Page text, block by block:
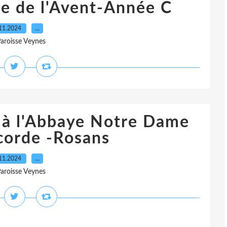
de l'Avent-Année C
…
Veynes
l'Abbaye Notre Dame
-Rosans
…
Veynes